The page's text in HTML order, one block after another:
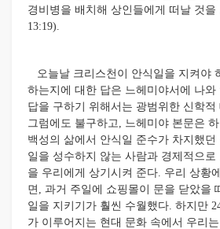
경비병을 배치해 상인들에게 떠날 것
13:19).
오늘날 크리스천이 안식일을 지켜야
하는지에 대한 답은 느헤미야서에 나
답을 구하기 위해서는 광범위한 신학적
그럼에도 불구하고, 느헤미야 본문은
백성의 삶에서 안식일 준수가 차지했던
일을 성수하지 않는 사람과 경제적으로
을 우리에게 상기시켜 준다. 우리 상황
면, 과거 주일에 쇼핑몰이 문을 닫았을
일을 지키기가 훨씬 수월했다. 하지만
가 이루어지는 현대 문화 속에서 우리